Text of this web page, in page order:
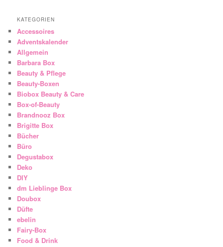
KATEGORIEN
Accessoires
Adventskalender
Allgemein
Barbara Box
Beauty & Pflege
Beauty-Boxen
Biobox Beauty & Care
Box-of-Beauty
Brandnooz Box
Brigitte Box
Bücher
Büro
Degustabox
Deko
DIY
dm Lieblinge Box
Doubox
Düfte
ebelin
Fairy-Box
Food & Drink